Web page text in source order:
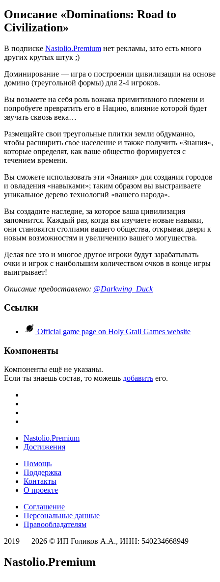
Описание «Dominations: Road to
Civilization»
В подписке Nastolio.Premium нет рекламы, зато есть много
других крутых штук ;)
Доминирование — игра о построении цивилизации на основе
домино (треугольной формы) для 2-4 игроков.
Вы возьмете на себя роль вожака примитивного племени и
попробуете превратить его в Нацию, влияние которой будет
звучать сквозь века…
Размещайте свои треугольные плитки земли обдуманно,
чтобы расширить свое население и также получить «Знания»,
которые определят, как ваше общество формируется с
течением времени.
Вы сможете использовать эти «Знания» для создания городов
и овладения «навыками»; таким образом вы выстраиваете
уникальное дерево технологий «вашего народа».
Вы создадите наследие, за которое ваша цивилизация
запомнится. Каждый раз, когда вы изучаете новые навыки,
они становятся столпами вашего общества, открывая двери к
новым возможностям и увеличению вашего могущества.
Делая все это и многое другое игроки будут зарабатывать
очки и игрок с наибольшим количеством очков в конце игры
выигрывает!
Описание предоставлено: @Darkwing_Duck
Ссылки
Official game page on Holy Grail Games website
Компоненты
Компоненты ещё не указаны.
Если ты знаешь состав, то можешь добавить его.
Nastolio.Premium
Достижения
Помощь
Поддержка
Контакты
О проекте
Соглашение
Персональные данные
Правообладателям
2019 — 2026 © ИП Голиков А.А., ИНН: 540234668949
Nastolio.Premium